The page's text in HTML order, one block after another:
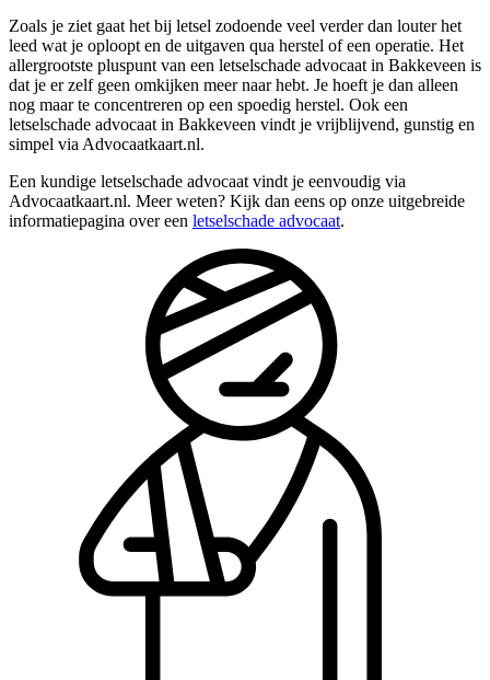
Zoals je ziet gaat het bij letsel zodoende veel verder dan louter het
leed wat je oploopt en de uitgaven qua herstel of een operatie. Het
allergrootste pluspunt van een letselschade advocaat in Bakkeveen is
dat je er zelf geen omkijken meer naar hebt. Je hoeft je dan alleen
nog maar te concentreren op een spoedig herstel. Ook een
letselschade advocaat in Bakkeveen vindt je vrijblijvend, gunstig en
simpel via Advocaatkaart.nl.
Een kundige letselschade advocaat vindt je eenvoudig via
Advocaatkaart.nl. Meer weten? Kijk dan eens op onze uitgebreide
informatiepagina over een letselschade advocaat.